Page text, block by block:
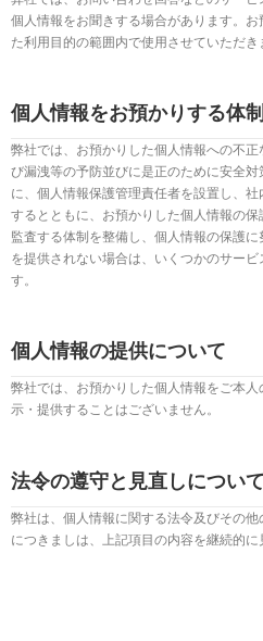
個人情報をお聞きする場合があります。
た利用目的の範囲内で使用させていただき
個人情報をお預かりする体
弊社では、お預かりした個人情報への不
び漏洩等の予防並びに是正のために安全
に、個人情報保護管理責任者を設置し、
するとともに、お預かりした個人情報の
監査する体制を整備し、個人情報の保護
を提供されない場合は、いくつかのサー
す。
個人情報の提供について
弊社では、お預かりした個人情報をご本
示・提供することはございません。
法令の遵守と見直しについて
弊社は、個人情報に関する法令及びその
につきましは、上記項目の内容を継続的に